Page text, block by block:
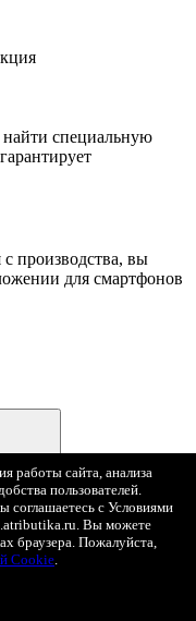
специальную
с производства, вы
для смартфонов
работы сайта, анализа
пользователей.
соглашаетесь с Условиями
Вы можете
браузера. Пожалуйста,
Cookie.